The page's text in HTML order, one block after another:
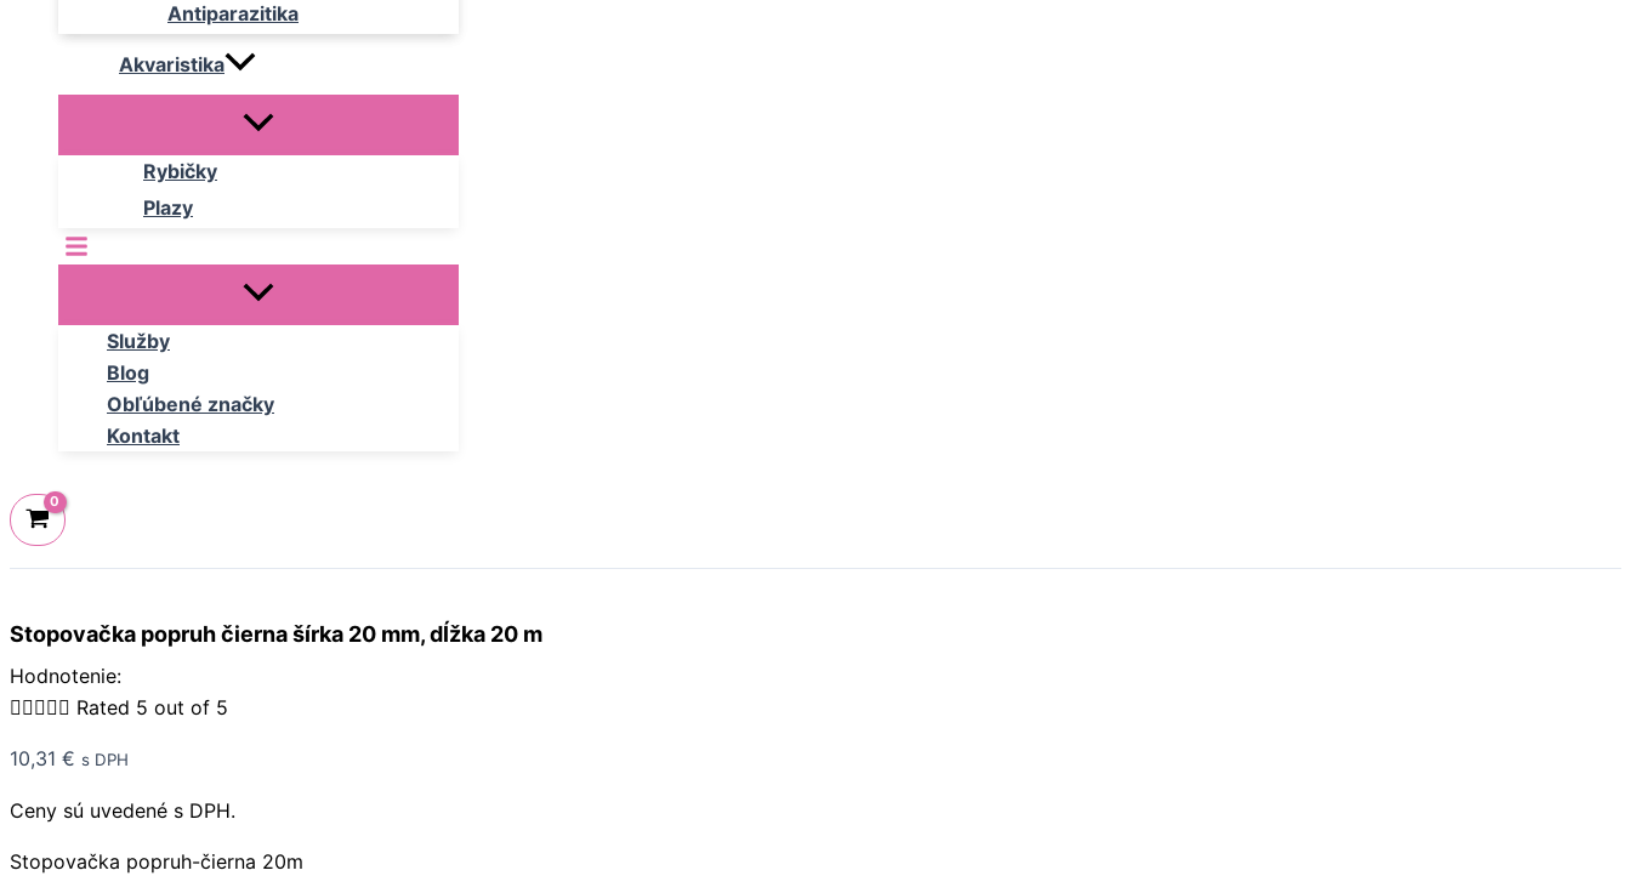
Antiparazitika
Akvaristika
Rybičky
Plazy
Služby
Blog
Obľúbené značky
Kontakt
Stopovačka popruh čierna šírka 20 mm, dĺžka 20 m
Hodnotenie:
 Rated 5 out of 5
10,31 € s DPH
Ceny sú uvedené s DPH.
Stopovačka popruh-čierna 20m